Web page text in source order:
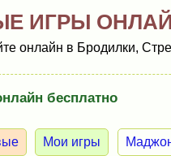
ИГРЫ
онлайн в Бродилки,
бесплатно
Мои игры